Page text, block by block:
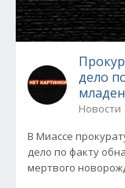
дело
Новости
В Миассе
дело по факту
мертвого